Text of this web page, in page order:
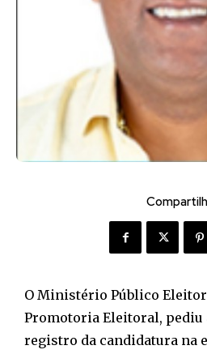
O Ministério Público
Promotoria Eleitoral, pediu
registro da candidatura na